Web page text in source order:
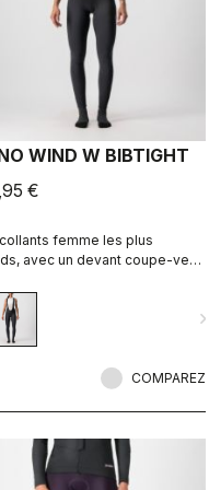
WIND W BIBTIGHT
€
femme les plus
avec un devant coupe-vent
et à l'arrière.
COMPAREZ